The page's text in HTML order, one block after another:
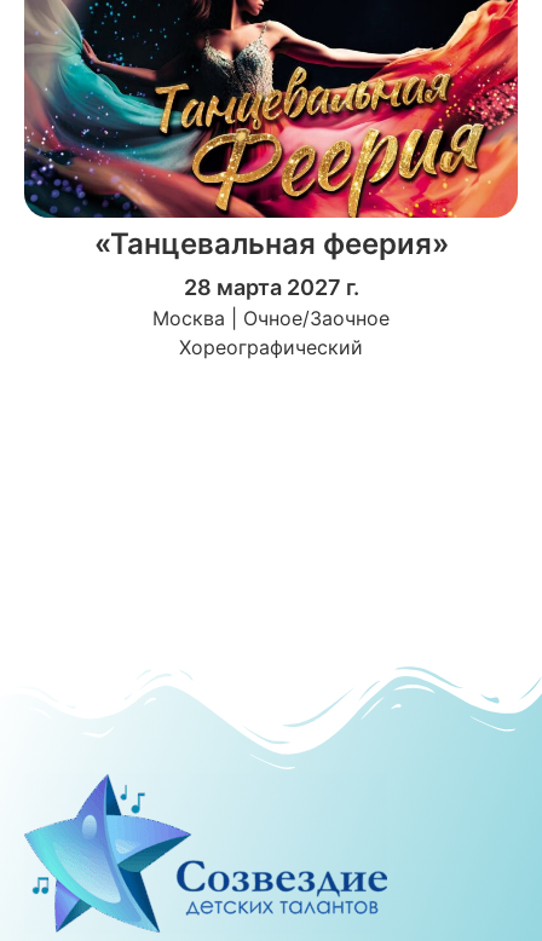
«Танцевальная феерия»
28 марта 2027 г.
Москва | Очное/Заочное
Хореографический